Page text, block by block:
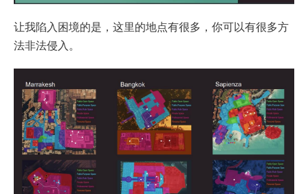
让我陷入困境的是，这里的地点有很多，你可以有很多方
法非法侵入。